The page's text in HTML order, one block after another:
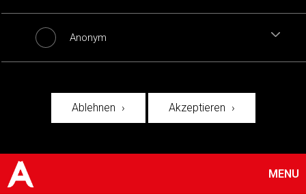
Anonym
Ablehnen Akzeptieren
MENU